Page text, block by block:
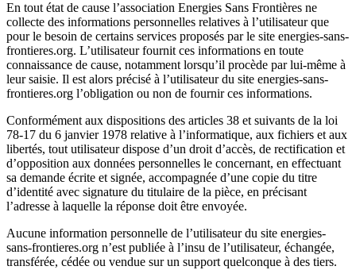
En tout état de cause l’association Energies Sans Frontières ne
collecte des informations personnelles relatives à l’utilisateur que
pour le besoin de certains services proposés par le site energies-sans-
frontieres.org. L’utilisateur fournit ces informations en toute
connaissance de cause, notamment lorsqu’il procède par lui-même à
leur saisie. Il est alors précisé à l’utilisateur du site energies-sans-
frontieres.org l’obligation ou non de fournir ces informations.
Conformément aux dispositions des articles 38 et suivants de la loi
78-17 du 6 janvier 1978 relative à l’informatique, aux fichiers et aux
libertés, tout utilisateur dispose d’un droit d’accès, de rectification et
d’opposition aux données personnelles le concernant, en effectuant
sa demande écrite et signée, accompagnée d’une copie du titre
d’identité avec signature du titulaire de la pièce, en précisant
l’adresse à laquelle la réponse doit être envoyée.
Aucune information personnelle de l’utilisateur du site energies-
sans-frontieres.org n’est publiée à l’insu de l’utilisateur, échangée,
transférée, cédée ou vendue sur un support quelconque à des tiers.